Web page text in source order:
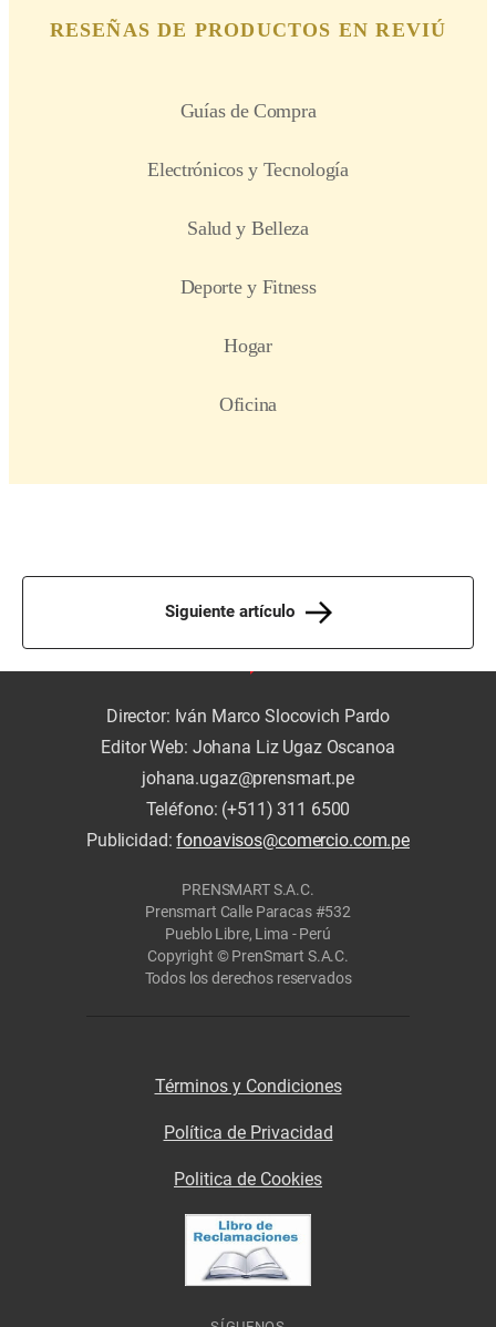
Siguiente artículo
Director: Iván Marco Slocovich Pardo
Editor Web: Johana Liz Ugaz Oscanoa
johana.ugaz@prensmart.pe
Teléfono: (+511) 311 6500
Publicidad:fonoavisos@comercio.com.pe
PRENSMART S.A.C.
Prensmart Calle Paracas #532
Pueblo Libre, Lima - Perú
Copyright © PrenSmart S.A.C.
Todos los derechos reservados
Términos y Condiciones
Política de Privacidad
Politica de Cookies